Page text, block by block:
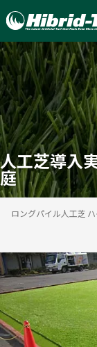
人工芝導入
庭
ロングパイル人工芝